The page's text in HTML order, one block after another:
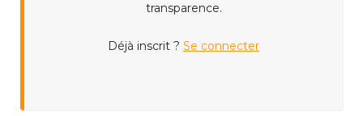
transparence.
Déjà inscrit ? Se connecter